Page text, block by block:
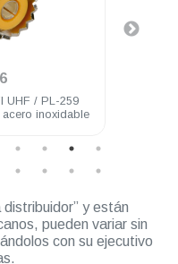
UHF / PL-259
inoxidable
distribuidor” y están
pueden variar sin
con su ejecutivo